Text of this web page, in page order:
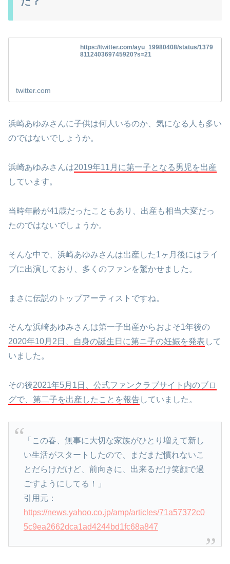
https://twitter.com/ayu_19980408/status/1379
811240369745920?s=21
twitter.com
浜崎あゆみさんに子供は何人いるのか、気になる人も多い
のではないでしょうか。
浜崎あゆみさんは2019年11月に第一子となる男児を出産
しています。
当時年齢が41歳だったこともあり、出産も相当大変だっ
たのではないでしょうか。
そんな中で、浜崎あゆみさんは出産した1ヶ月後にはライ
ブに出演しており、多くのファンを驚かせました。
まさに伝説のトップアーティストですね。
そんな浜崎あゆみさんは第一子出産からおよそ1年後の
2020年10月2日、自身の誕生日に第ニ子の妊娠を発表 して
いました。
その後2021年5月1日、公式ファンクラブサイト内のブロ
グで、第二子を出産したことを報告していました。
「この春、無事に大切な家族がひとり増えて新し
い生活がスタートしたので、まだまだ慣れないこ
とだらけだけど、前向きに、出来るだけ笑顔で過
ごすようにしてる！」
引用元：
https://news.yahoo.co.jp/amp/articles/71a57372c0
5c9ea2662dca1ad4244bd1fc68a847